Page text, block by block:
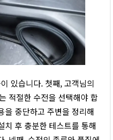
있습니다. 첫째, 고객님의
적절한 수전을 선택해야 합
을 중단하고 주변을 정리해
치 후 충분한 테스트를 통해